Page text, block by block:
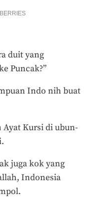
duit yang
Puncak?”
Indo nih buat
Ayat Kursi di ubun-
juga kok yang
Indonesia